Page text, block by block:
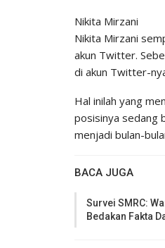
Nikita Mirzani
Nikita Mirzani
akun Twitter.
di akun Twitter-
Hal inilah yang
posisinya sedang
menjadi bulan-
BACA JUGA
Survei SMRC:
Bedakan Fakta